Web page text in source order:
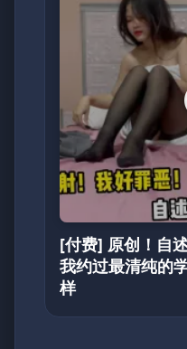
[付费] 原创！自
我约过最清纯的
样